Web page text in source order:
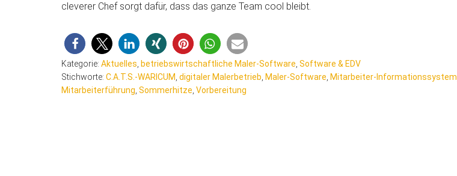
cleverer Chef sorgt dafür, dass das ganze Team cool bleibt.
Kategorie: Aktuelles betriebswirtschaftliche Maler-Software Software & EDV
Stichworte: C.A.T.S.-WARICUM digitaler Malerbetrieb Maler-Software Mitarbeiter-Informationssystem
Mitarbeiterführung Sommerhitze Vorbereitung